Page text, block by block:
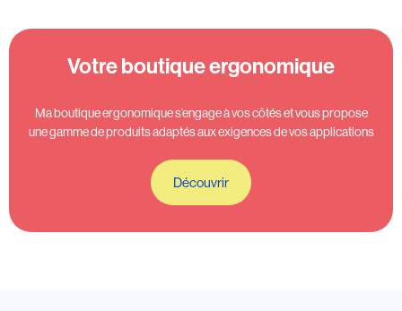
Votre boutique ergonomique
Ma boutique ergonomique s’engage à vos côtés et vous propose
une gamme de produits adaptés aux exigences de vos applications
Découvrir